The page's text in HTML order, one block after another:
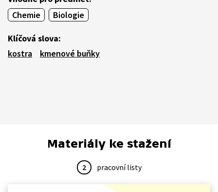
Chemie
Biologie
Klíčová slova:
kostra
kmenové buňky
Materiály ke stažení
2 pracovní listy